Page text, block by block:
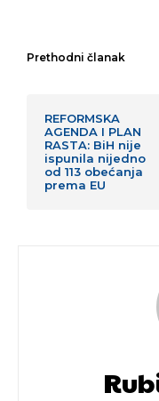
Prethodni članak
REFORMSKA
AGENDA I PLAN
RASTA: BiH nije
ispunila nijedno
od 113 obećanja
prema EU